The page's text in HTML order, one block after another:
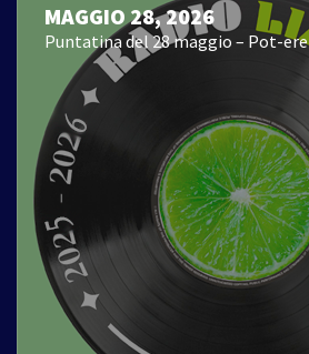
MAGGIO 28, 2026
Puntatina del 28 maggio – Pot-ere